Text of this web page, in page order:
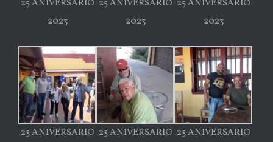
25 ANIVERSARIO
2023
25 ANIVERSARIO
2023
25 ANIVERSARIO
2023
25 ANIVERSARIO 25 ANIVERSARIO 25 ANIVERSARIO